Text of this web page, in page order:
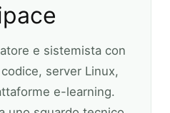
e sistemista con
server Linux,
e-learning.